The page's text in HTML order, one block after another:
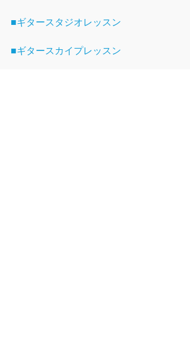
■ギタースタジオレッスン
■ギタースカイプレッスン